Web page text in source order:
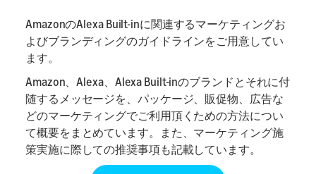
AmazonのAlexa Built-inに関連するマーケティングお
よびブランディングのガイドラインをご用意してい
ます。
Amazon、Alexa、Alexa Built-inのブランドとそれに付
随するメッセージを、パッケージ、販促物、広告な
どのマーケティングでご利用頂くための方法につい
て概要をまとめています。また、マーケティング施
策実施に際しての推奨事項も記載しています。